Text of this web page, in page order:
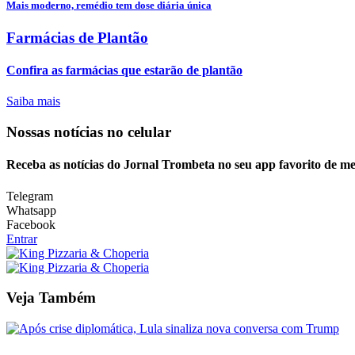
Mais moderno, remédio tem dose diária única
Farmácias de Plantão
Confira as farmácias que estarão de plantão
Saiba mais
Nossas notícias no celular
Receba as notícias do Jornal Trombeta no seu app favorito de
Telegram
Whatsapp
Facebook
Entrar
Veja Também